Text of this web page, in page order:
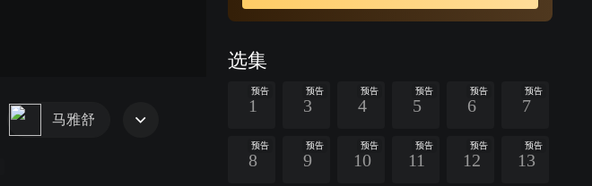
选集
预告
1
预告
3
预告
4
预告
5
预告
6
预告
7
预告
8
预告
9
预告
10
预告
11
预告
12
预告
13
马雅舒